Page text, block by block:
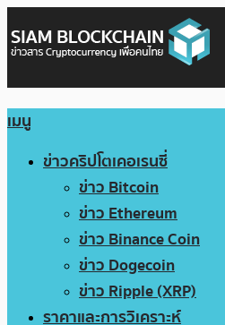
เมนู
ข่าวคริปโตเคอเรนซี่
ข่าว Bitcoin
ข่าว Ethereum
ข่าว Binance Coin
ข่าว Dogecoin
ข่าว Ripple (XRP)
ราคาและการวิเคราะห์